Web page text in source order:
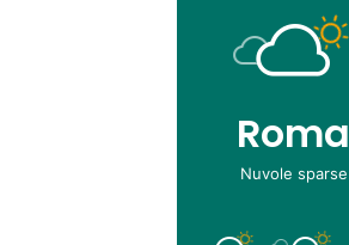
Roma
Nuvole sparse